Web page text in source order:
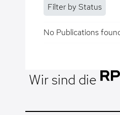
Filter by Status
No Publications
Wir sind die